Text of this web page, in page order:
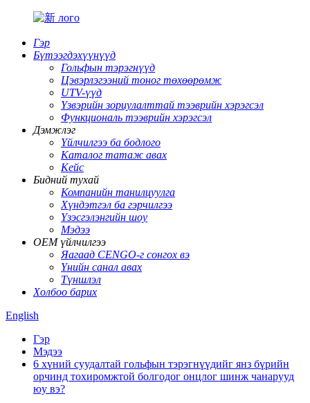
Гэр
Бүтээгдэхүүнүүд
Гольфын тэрэгнүүд
Цэвэрлэгээний тоног төхөөрөмж
UTV-үүд
Үзвэрийн зориулалттай тээврийн хэрэгсэл
Функциональ тээврийн хэрэгсэл
Дэмжлэг
Үйлчилгээ ба бодлого
Каталог татаж авах
Кейс
Бидний тухай
Компанийн танилцуулга
Хүндэтгэл ба гэрчилгээ
Үзэсгэлэнгийн шоу
Мэдээ
OEM үйлчилгээ
Яагаад CENGO-г сонгох вэ
Үнийн санал авах
Түншлэл
Холбоо барих
English
Гэр
Мэдээ
6 хүний ​​суудалтай гольфын тэрэгнүүдийг янз бүрийн
орчинд тохиромжтой болгодог онцлог шинж чанарууд
юу вэ?